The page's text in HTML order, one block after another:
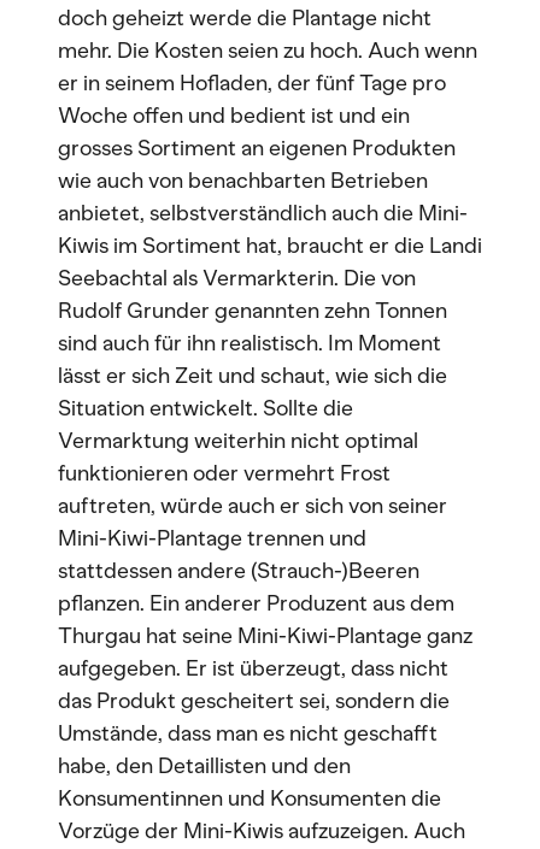
doch geheizt werde die Plantage nicht
mehr. Die Kosten seien zu hoch. Auch wenn
er in seinem Hofladen, der fünf Tage pro
Woche offen und bedient ist und ein
grosses Sortiment an eigenen Produkten
wie auch von benachbarten Betrieben
anbietet, selbstverständlich auch die Mini-
Kiwis im Sortiment hat, braucht er die Landi
Seebachtal als Vermarkterin. Die von
Rudolf Grunder genannten zehn Tonnen
sind auch für ihn realistisch. Im Moment
lässt er sich Zeit und schaut, wie sich die
Situation entwickelt. Sollte die
Vermarktung weiterhin nicht optimal
funktionieren oder vermehrt Frost
auftreten, würde auch er sich von seiner
Mini-Kiwi-Plantage trennen und
stattdessen andere (Strauch-)Beeren
pflanzen. Ein anderer Produzent aus dem
Thurgau hat seine Mini-Kiwi-Plantage ganz
aufgegeben. Er ist überzeugt, dass nicht
das Produkt gescheitert sei, sondern die
Umstände, dass man es nicht geschafft
habe, den Detaillisten und den
Konsumentinnen und Konsumenten die
Vorzüge der Mini-Kiwis aufzuzeigen. Auch